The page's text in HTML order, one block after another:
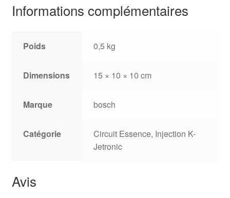
Informations complémentaires
Poids 0,5 kg
Dimensions 15 × 10 × 10 cm
Marque bosch
Catégorie
Circuit Essence, Injection K-
Jetronic
Avis